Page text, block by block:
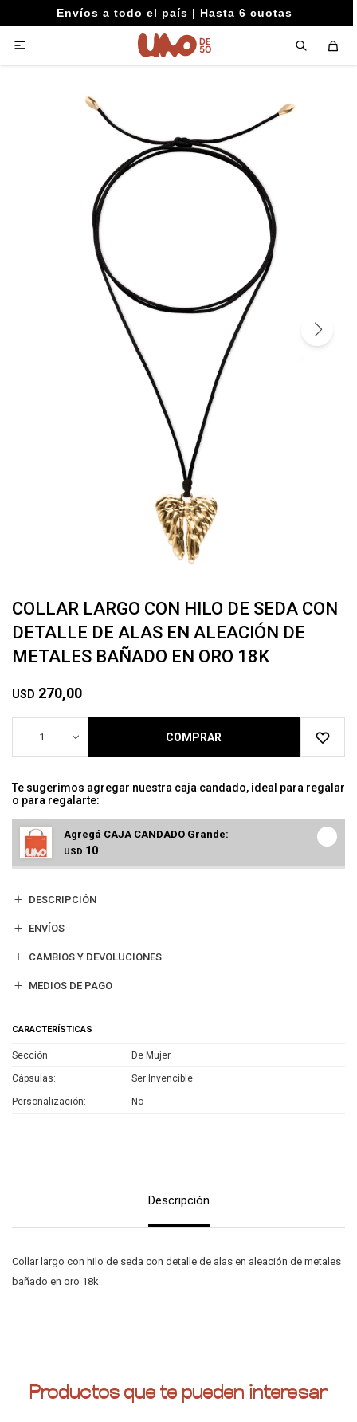
Envíos a todo el país | Hasta 6 cuotas

COLLAR LARGO CON HILO DE SEDA CON
DETALLE DE ALAS EN ALEACIÓN DE
METALES BAÑADO EN ORO 18K
USD 270,00
1 COMPRAR
Te sugerimos agregar nuestra caja candado, ideal para regalar
o para regalarte:
Agregá CAJA CANDADO Grande:
USD 10
DESCRIPCIÓN
ENVÍOS
CAMBIOS Y DEVOLUCIONES
MEDIOS DE PAGO
CARACTERÍSTICAS
Sección De Mujer
Cápsulas Ser Invencible
Personalización No
Descripción
Collar largo con hilo de seda con detalle de alas en aleación de metales
bañado en oro 18k
Productos que te pueden interesar